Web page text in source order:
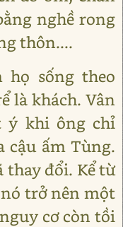
nghề rong
thôn....
họ sống theo
là khách. Vân
ý khi ông chỉ
cậu ấm Tùng.
thay đổi. Kể từ
trở nên một
cơ còn tồi